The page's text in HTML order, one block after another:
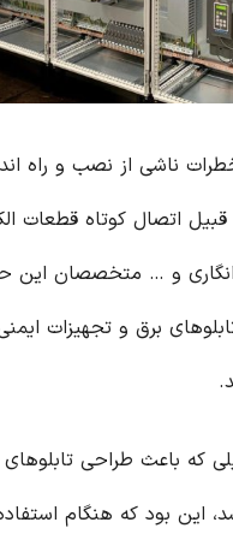
ناشی از نصب و راه
قبیل اتصال کوتاه قطعات
و … متخصصان این
برق و تجهیزات
که باعث طراحی
این بود که هنگام